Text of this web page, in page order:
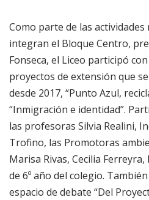
Como parte de las
integran el Bloque Centro,
Fonseca, el Liceo participó
proyectos de extensión que
desde 2017, “Punto Azul,
“Inmigración e identidad”.
las profesoras Silvia Realini,
Trofino, las Promotoras
Marisa Rivas, Cecilia
de 6º año del colegio.
espacio de debate “Del